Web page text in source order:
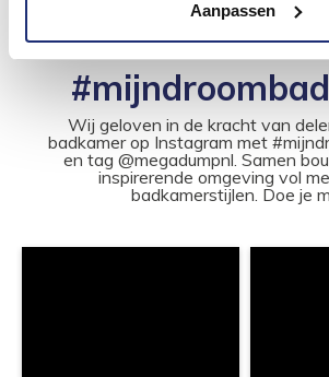
Aanpassen
Wij geloven in de kracht van
badkamer op Instagram met
en tag @megadumpnl. Samen
inspirerende omgeving vol
badkamerstijlen. Doe je